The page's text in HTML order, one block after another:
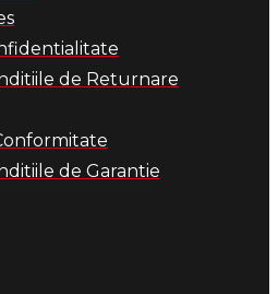
de Returnare
de Garantie